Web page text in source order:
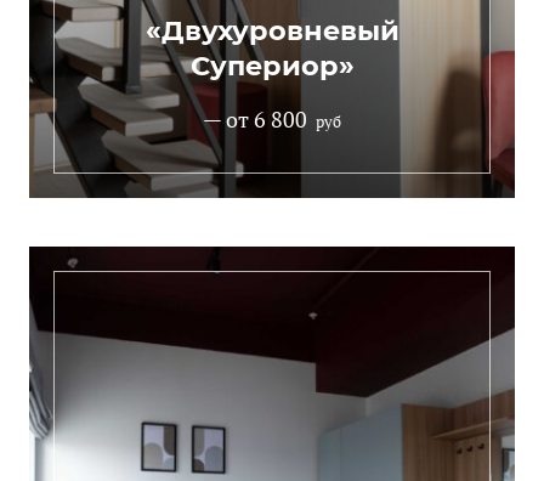
«Двухуровневый
Супериор»
— от 6 800 руб